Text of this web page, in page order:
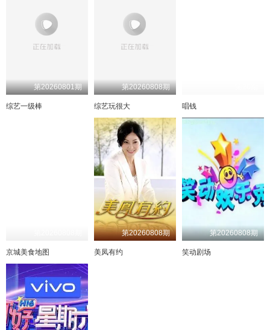
9期下
9期加更下
10期加更上 10期加更下
第20260801期
综艺一级棒
第20260808期
综艺玩很大 唱钱
京城美食地图
第20260808期
美凤有约
第20260808期
笑动剧场